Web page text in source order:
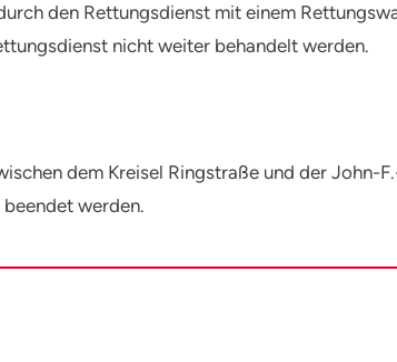
den Rettungsdienst mit einem
nicht weiter behandelt werden.
dem Kreisel Ringstraße und der
werden.